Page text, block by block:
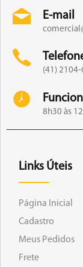
E-mail
(41)
8h30 às
Links Úteis
Página Inicial
Cadastro
Meus Pedidos
Frete